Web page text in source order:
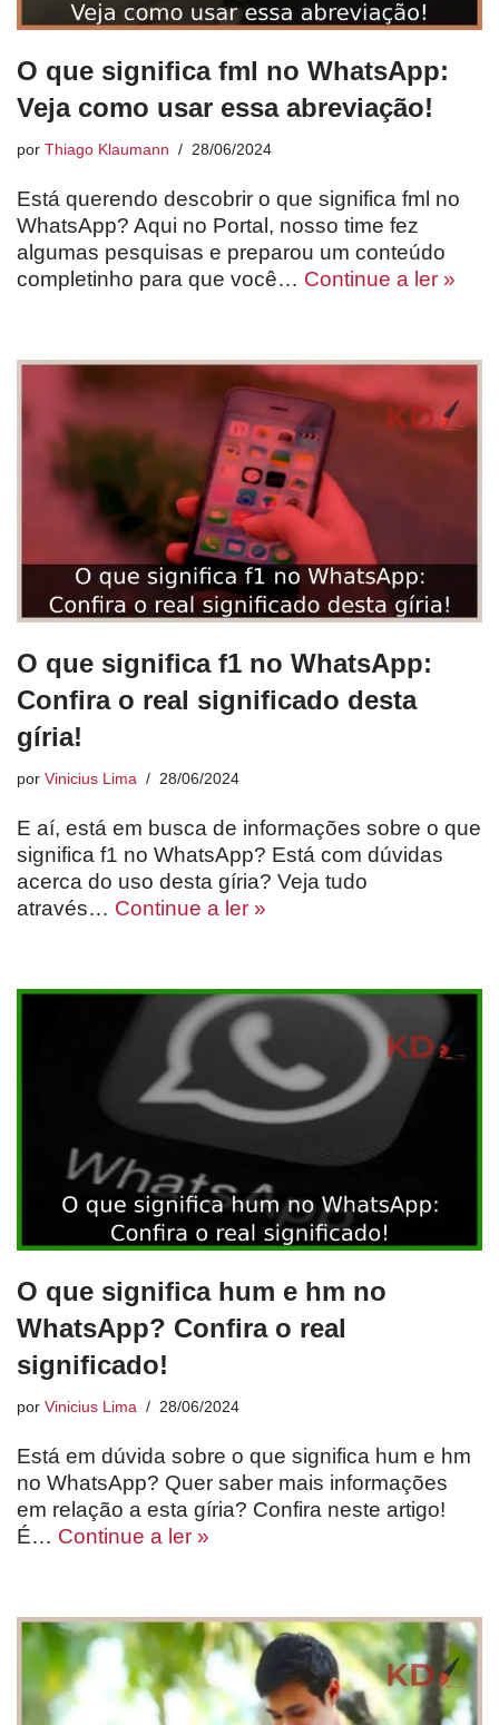
O que significa fml no WhatsApp:
Veja como usar essa abreviação!
por Thiago Klaumann 28/06/2024
Está querendo descobrir o que significa fml no
WhatsApp? Aqui no Portal, nosso time fez
algumas pesquisas e preparou um conteúdo
completinho para que você… Continue a ler »
O que significa f1 no WhatsApp:
Confira o real significado desta
gíria!
por Vinicius Lima 28/06/2024
E aí, está em busca de informações sobre o que
significa f1 no WhatsApp? Está com dúvidas
acerca do uso desta gíria? Veja tudo
através… Continue a ler »
O que significa hum e hm no
WhatsApp? Confira o real
significado!
por Vinicius Lima 28/06/2024
Está em dúvida sobre o que significa hum e hm
no WhatsApp? Quer saber mais informações
em relação a esta gíria? Confira neste artigo!
É… Continue a ler »